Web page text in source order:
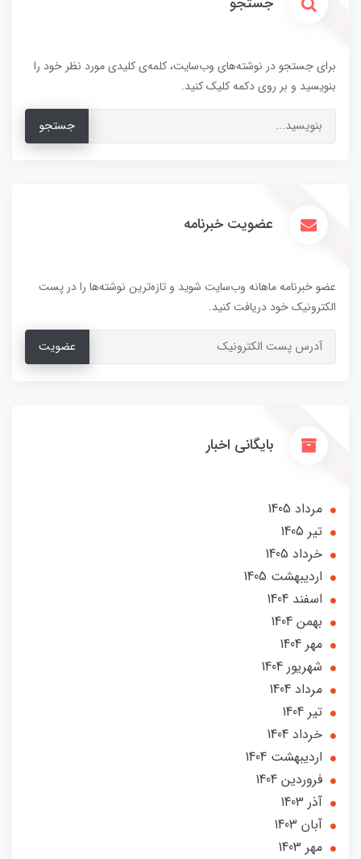
برای جستجو در نوشته‌های وب‌سایت، کلمه‌ی کلیدی مورد نظر خود را
بنویسید و بر روی دکمه کلیک کنید.
جستجو
عضویت خبرنامه
عضو خبرنامه ماهانه وب‌سایت شوید و تازه‌ترین نوشته‌ها را در پست
الکترونیک خود دریافت کنید.
عضویت
بایگانی اخبار
مرداد 1405
تير 1405
خرداد 1405
ارديبهشت 1405
اسفند 1404
بهمن 1404
مهر 1404
شهریور 1404
مرداد 1404
تير 1404
خرداد 1404
ارديبهشت 1404
فروردین 1404
آذر 1403
آبان 1403
مهر 1403